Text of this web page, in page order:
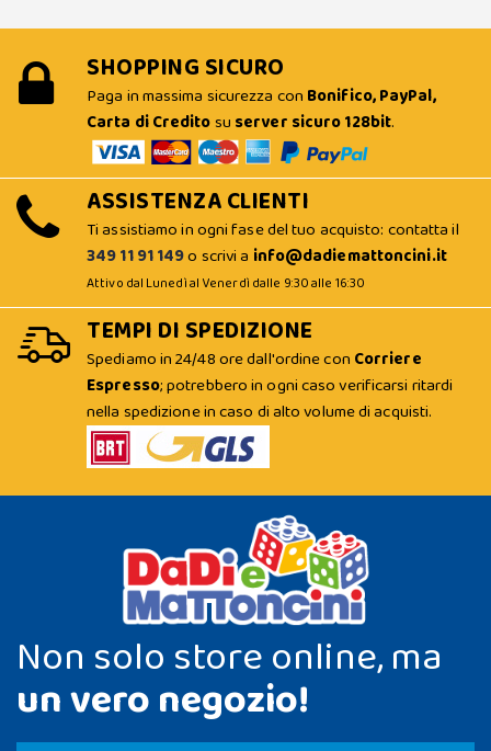
SHOPPING SICURO
Paga in massima sicurezza con Bonifico, PayPal,
Carta di Creditosu server sicuro 128bit.
ASSISTENZA CLIENTI
Ti assistiamo in ogni fase del tuo acquisto: contatta il
349 11 91 149o scrivi a info@dadiemattoncini.it
Attivo dal Lunedì al Venerdì dalle 9:30 alle 16:30
TEMPI DI SPEDIZIONE
Spediamo in 24/48 ore dall'ordine con Corriere
Espresso; potrebbero in ogni caso verificarsi ritardi
nella spedizione in caso di alto volume di acquisti.
Non solo store online, ma
un vero negozio!